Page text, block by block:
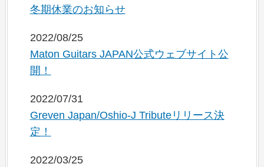
冬期休業のお知らせ
2022/08/25
Maton Guitars JAPAN公式ウェブサイト公
開！
2022/07/31
Greven Japan/Oshio-J Tributeリリース決
定！
2022/03/25